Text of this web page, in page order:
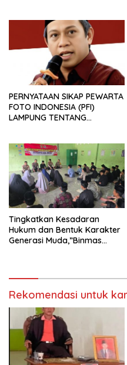
PERNYATAAN SIKAP PEWARTA
FOTO INDONESIA (PFI)
LAMPUNG TENTANG
TERHADAP JURNALIS DI
PENGADILAN NEGERI
TANJUNG KARANG.
Tingkatkan Kesadaran
Hukum dan Bentuk Karakter
Generasi Muda,”Binmas
Rekomendasi untuk